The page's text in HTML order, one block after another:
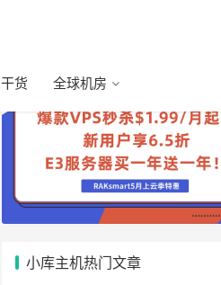
干货 全球机房
小库主机热门文章